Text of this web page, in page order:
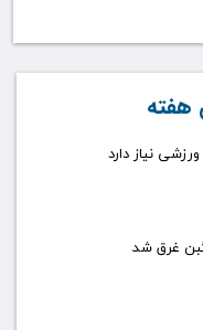
نیاز دارد
غرق شد
هفته